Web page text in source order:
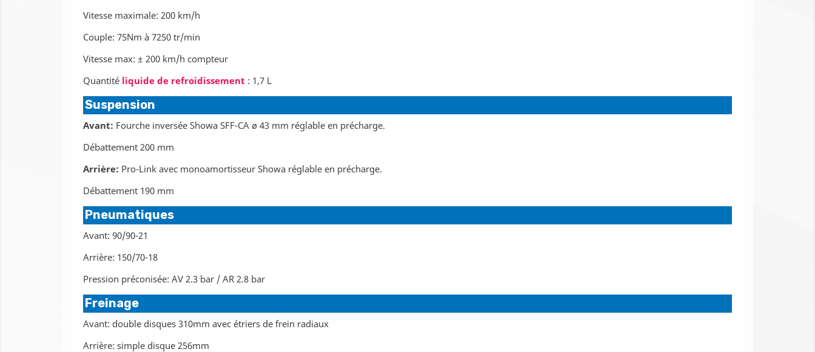
Vitesse maximale: 200 km/h
Couple: 75Nm à 7250 tr/min
Vitesse max: ± 200 km/h compteur
Quantité liquide de refroidissement : 1,7 L
Suspension
Avant: Fourche inversée Showa SFF-CA ø 43 mm réglable en précharge.
Débattement 200 mm
Arrière: Pro-Link avec monoamortisseur Showa réglable en précharge.
Débattement 190 mm
Pneumatiques
Avant: 90/90-21
Arrière: 150/70-18
Pression préconisée: AV 2.3 bar / AR 2.8 bar
Freinage
Avant: double disques 310mm avec étriers de frein radiaux
Arrière: simple disque 256mm